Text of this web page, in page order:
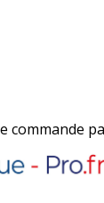
commande